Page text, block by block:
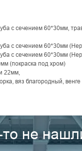
с сечением 60*30мм,
с сечением 60*30мм
с сечением 60*30мм
(покраска под хром)
22мм,
вяз благородный,
не